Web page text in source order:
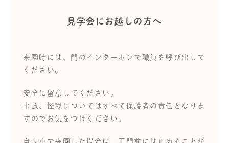
見学会にお越しの方へ
来園時には、門のインターホンで職員を呼び出して
ください。
安全に留意してください。
事故、怪我についてはすべて保護者の責任となりま
すのでお気をつけください。
自転車で来園した場合は、正門前には止めることが